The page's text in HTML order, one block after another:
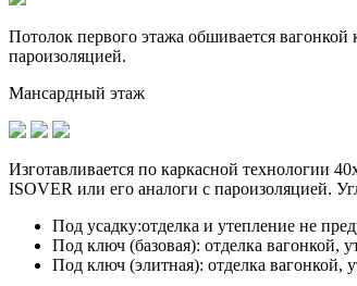
Потолок первого этажа обшивается
пароизоляцией.
Мансардный этаж
Изготавливается по каркасной технологии
ISOVER или его аналоги с пароизоляцией.
Под усадку:отделка и утепление не
Под ключ (базовая): отделка вагонкой,
Под ключ (элитная): отделка вагонкой,